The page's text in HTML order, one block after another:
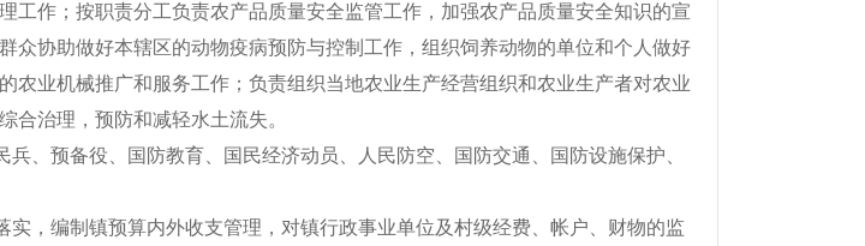
工作；按职责分工负责农产品质量安全监管工作，加强农产品质量安全知识的宣
众协助做好本辖区的动物疫病预防与控制工作，组织饲养动物的单位和个人做好
业机械推广和服务工作；负责组织当地农业生产经营组织和农业生产者对农业
合治理，预防和减轻水土流失。
兵、预备役、国防教育、国民经济动员、人民防空、国防交通、国防设施保护、
实，编制镇预算内外收支管理，对镇行政事业单位及村级经费、帐户、财物的监